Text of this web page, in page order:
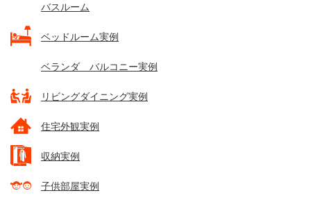
バスルーム
ベッドルーム実例
ベランダ バルコニー実例
リビングダイニング実例
住宅外観実例
収納実例
子供部屋実例